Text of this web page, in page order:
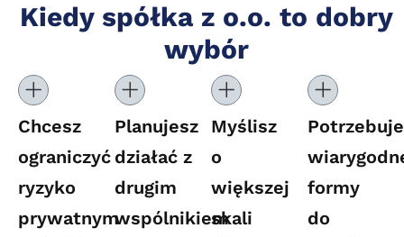
Kiedy spółka z o.o. to dobry
wybór
Chcesz
ograniczyć
ryzyko
prywatnym
Planujesz
działać z
drugim
wspólnikiem
Myślisz
o
większej
skali
formy
do